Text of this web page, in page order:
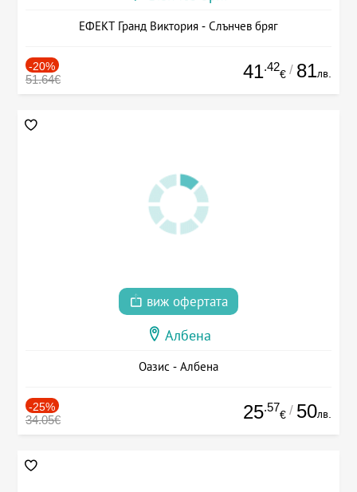
ЕФЕКТ Гранд Виктория - Слънчев бряг
-20%
51.64€ 41.42
€ / 81лв.
виж офертата
Албена
Оазис - Албена
-25%
34.05€ 25.57
€ / 50лв.